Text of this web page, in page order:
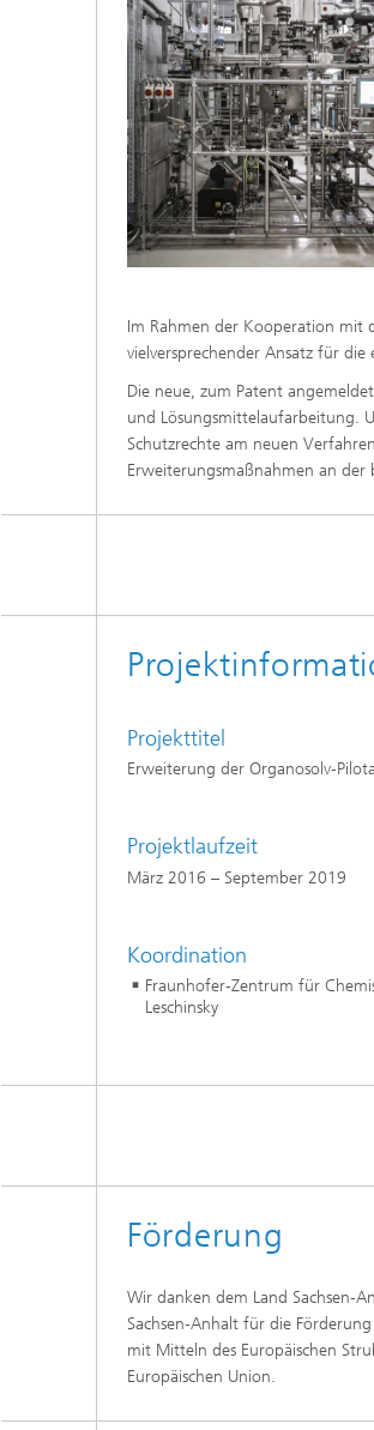
Im Rahmen der Kooperation mit
vielversprechender Ansatz für
Die neue, zum Patent
und Lösungsmittelaufarbeitung.
Schutzrechte am neuen
Erweiterungsmaßnahmen an der
Projekttitel
Erweiterung der
Projektlaufzeit
März 2016 – September 2019
Koordination
Fraunhofer-Zentrum für
Leschinsky
Förderung
Wir danken dem Land
Sachsen‑Anhalt für die
mit Mitteln des Europäischen
Europäischen Union.